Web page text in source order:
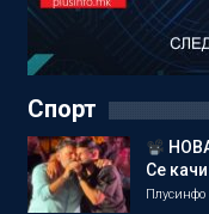
Спорт
Се
Плусинфо